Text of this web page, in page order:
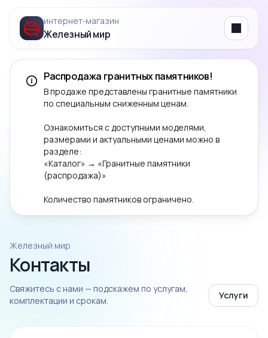
интернет‑магазин
Железный мир Menu
Распродажа гранитных памятников!
В продаже представлены гранитные памятники
по специальным сниженным ценам.
Ознакомиться с доступными моделями,
размерами и актуальными ценами можно в
разделе:
«Каталог» → «Гранитные памятники
(распродажа)»
Количество памятников ограничено.
Железный мир
Контакты
Свяжитесь с нами — подскажем по услугам,
комплектации и срокам.
Услуги